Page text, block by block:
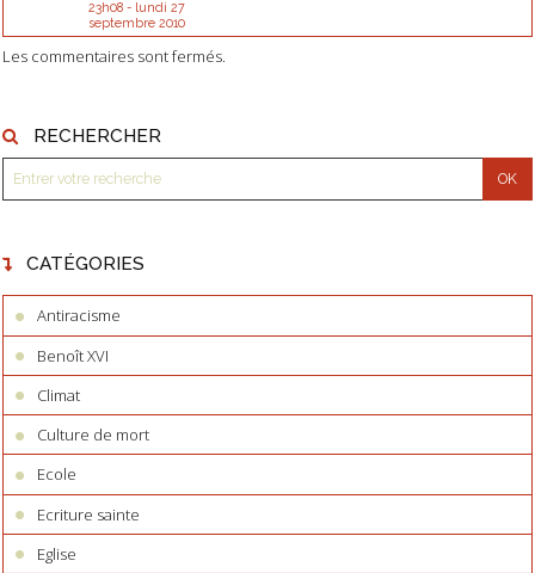
RECHERCHER
CATÉGORIES
Antiracisme
Benoît XVI
Climat
Culture de mort
Ecole
Ecriture sainte
Eglise
23h08- lundi 27
septembre 2010
Les commentaires sont fermés.